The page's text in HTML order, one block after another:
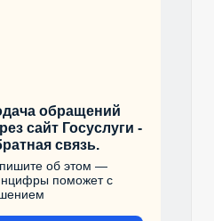
обращений
сайт Госуслуги -
связь.
об этом —
поможет с